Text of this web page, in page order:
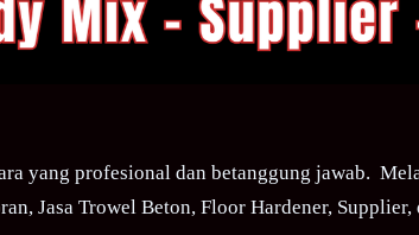
yang profesional dan betanggung jawab.
Jasa Trowel Beton, Floor Hardener,